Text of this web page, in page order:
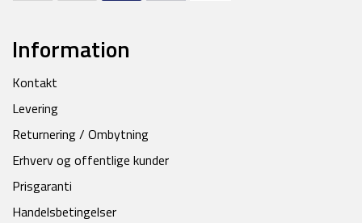
Information
Kontakt
Levering
Returnering / Ombytning
Erhverv og offentlige kunder
Prisgaranti
Handelsbetingelser